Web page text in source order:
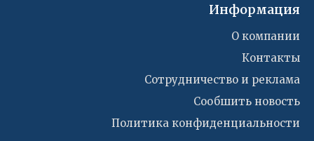
Информация
О компании
Контакты
Сотрудничество и реклама
Сообшить новость
Политика конфиденциальности